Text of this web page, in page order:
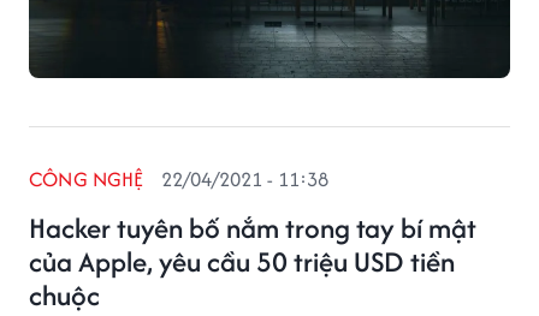
Hacker tuyên bố nắm trong tay bí mật
của Apple, yêu cầu 50 triệu USD tiền
chuộc
CÔNG NGHỆ 22/04/2021 - 11:38